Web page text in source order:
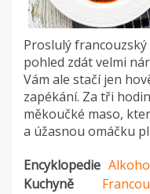
Proslulý
pohled zdát velmi
Vám ale stačí jen
zapékání. Za tři
měkoučké maso,
a úžasnou omáčku
Encyklopedie
Kuchyně